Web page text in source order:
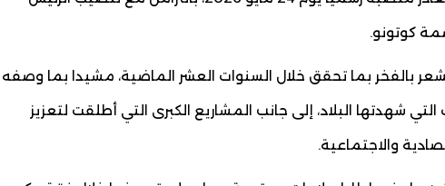
كوتونو.
بالفخر بما تحقق خلال السنوات العشر الماضية، مشيدا بما وصفه
التي شهدتها البلاد، إلى جانب المشاريع الكبرى التي أطلقت لتعزيز
والاجتماعية.